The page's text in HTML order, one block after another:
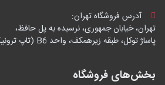
آدرس فروشگاه تهران:
تهران، خیابان جمهوری، نرسیده به پل حافظ،
پاساژ توکل، طبقه زیرهمکف، واحد B6 (تاپ ترونیک)
بخش‌های فروشگاه